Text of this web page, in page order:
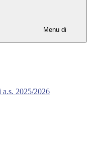
Menu di
2025/2026